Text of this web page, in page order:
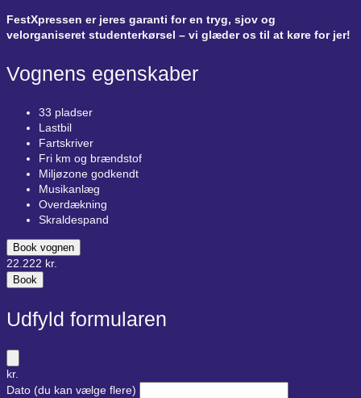
FestXpressen er jeres garanti for en tryg, sjov og
velorganiseret studenterkørsel – vi glæder os til at køre for jer!
Vognens egenskaber
33 pladser
Lastbil
Fartskriver
Fri km og brændstof
Miljøzone godkendt
Musikanlæg
Overdækning
Skraldespand
Book vognen
22.222 kr.
Book
Udfyld formularen
kr.
Dato (du kan vælge flere)